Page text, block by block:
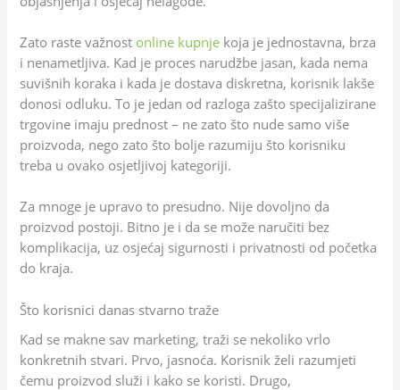
Zato raste važnost online kupnje koja je jednostavna, brza
i nenametljiva. Kad je proces narudžbe jasan, kada nema
suvišnih koraka i kada je dostava diskretna, korisnik lakše
donosi odluku. To je jedan od razloga zašto specijalizirane
trgovine imaju prednost – ne zato što nude samo više
proizvoda, nego zato što bolje razumiju što korisniku
treba u ovako osjetljivoj kategoriji.
Za mnoge je upravo to presudno. Nije dovoljno da
proizvod postoji. Bitno je i da se može naručiti bez
komplikacija, uz osjećaj sigurnosti i privatnosti od početka
do kraja.
Što korisnici danas stvarno traže
Kad se makne sav marketing, traži se nekoliko vrlo
konkretnih stvari. Prvo, jasnoća. Korisnik želi razumjeti
čemu proizvod služi i kako se koristi. Drugo,